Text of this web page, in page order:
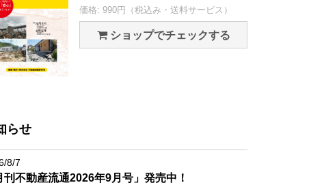
価格: 990円（税込み・送料サービス）
ショップでチェックする
らせ
8/7
刊不動産流通2026年9月号」発売中！